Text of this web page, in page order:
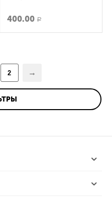
400.00 Р
2